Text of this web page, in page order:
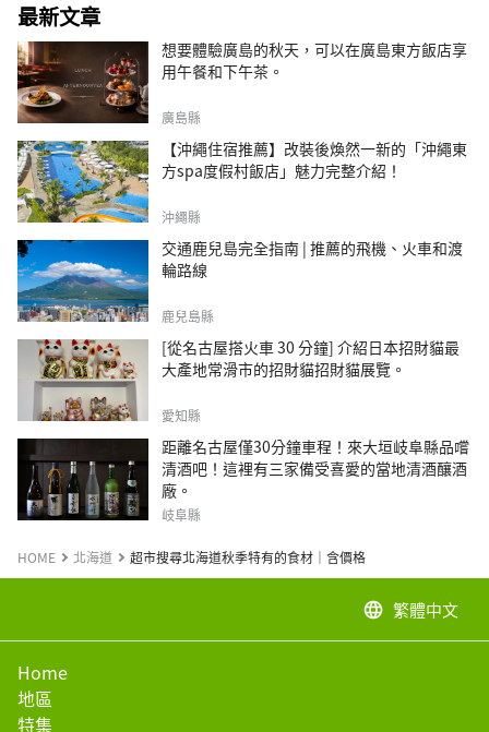
最新文章
想要體驗廣島的秋天，可以在廣島東方飯店享
用午餐和下午茶。
廣島縣
【沖繩住宿推薦】改裝後煥然一新的「沖繩東
方spa度假村飯店」魅力完整介紹！
沖繩縣
交通鹿兒島完全指南 | 推薦的飛機、火車和渡
輪路線
鹿兒島縣
[從名古屋搭火車 30 分鐘] 介紹日本招財貓最
大產地常滑市的招財貓招財貓展覽。
愛知縣
距離名古屋僅30分鐘車程！來大垣岐阜縣品嚐
清酒吧！這裡有三家備受喜愛的當地清酒釀酒
廠。
岐阜縣
HOME 北海道 超市搜尋北海道秋季特有的食材｜含價格
language 繁體中文
Home
地區
特集